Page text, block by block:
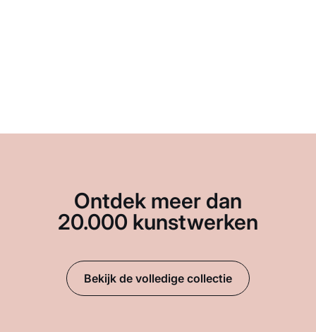
Ontdek meer dan
20.000 kunstwerken
Bekijk de volledige collectie